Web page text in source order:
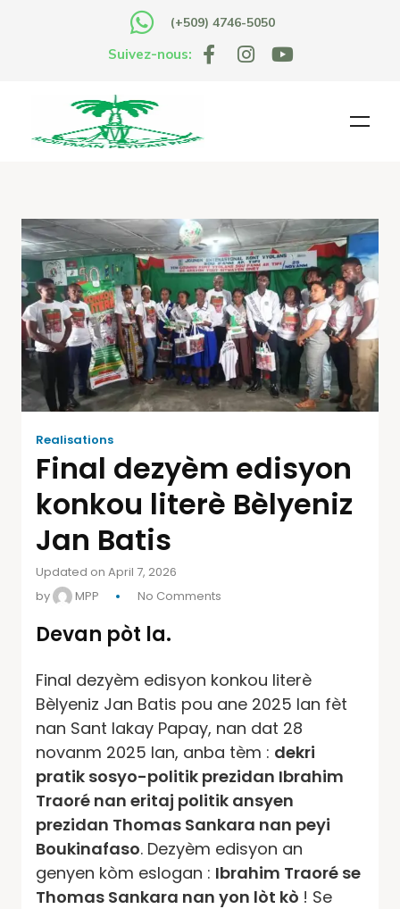
(+509) 4746-5050
Suivez-nous:
Realisations
Final dezyèm edisyon
konkou literè Bèlyeniz
Jan Batis
Updated on April 7, 2026
by
MPP No Comments
Devan pòt la.
Final dezyèm edisyon konkou literè
Bèlyeniz Jan Batis pou ane 2025 lan fèt
nan Sant lakay Papay, nan dat 28
novanm 2025 lan, anba tèm : dekri
pratik sosyo-politik prezidan Ibrahim
Traoré nan eritaj politik ansyen
prezidan Thomas Sankara nan peyi
Boukinafaso. Dezyèm edisyon an
genyen kòm eslogan : Ibrahim Traoré se
Thomas Sankara nan yon lòt kò ! Se